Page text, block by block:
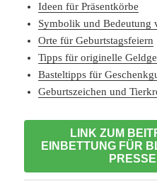
Ideen für Präsentkörbe
Symbolik und Bedeutung
Orte für Geburtstagsfeiern
Tipps für originelle
Basteltipps für
Geburtszeichen und
LINK ZUM
EINBETTUNG FÜR